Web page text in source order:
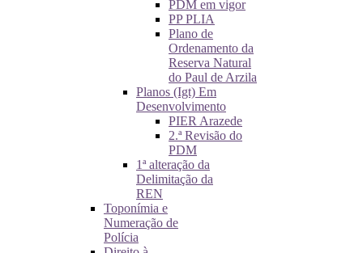
PDM em vigor
PP PLIA
Plano de
Ordenamento da
Reserva Natural
do Paul de Arzila
Planos (Igt) Em
Desenvolvimento
PIER Arazede
2.ª Revisão do
PDM
1ª alteração da
Delimitação da
REN
Toponímia e
Numeração de
Polícia